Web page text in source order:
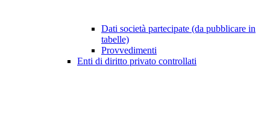
Dati società partecipate (da pubblicare in
tabelle)
Provvedimenti
Enti di diritto privato controllati